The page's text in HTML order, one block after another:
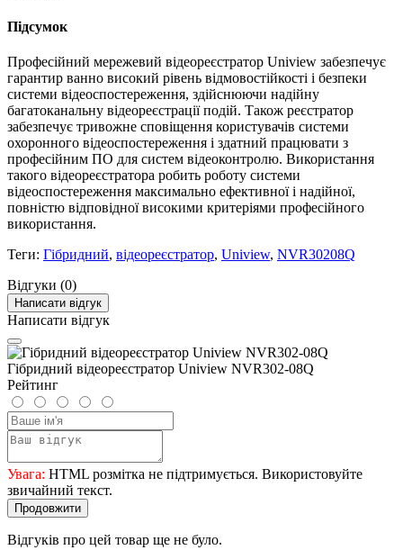
Підсумок
Професійний мережевий відеореєстратор Uniview забезпечує
гарантир ванно високий рівень відмовостійкості і безпеки
системи відеоспостереження, здійснюючи надійну
багатоканальну відеореєстрації подій. Також реєстратор
забезпечує тривожне сповіщення користувачів системи
охоронного відеоспостереження і здатний працювати з
професійним ПО для систем відеоконтролю. Використання
такого відеореєстратора робить роботу системи
відеоспостереження максимально ефективної і надійної,
повністю відповідної високими критеріями професійного
використання.
Теги: Гібридний, відеореєстратор, Uniview, NVR30208Q
Відгуки (0)
Написати відгук
Написати відгук
Гібридний відеореєстратор Uniview NVR302-08Q
Рейтинг
Увага: HTML розмітка не підтримується. Використовуйте
звичайний текст.
Продовжити
Відгуків про цей товар ще не було.